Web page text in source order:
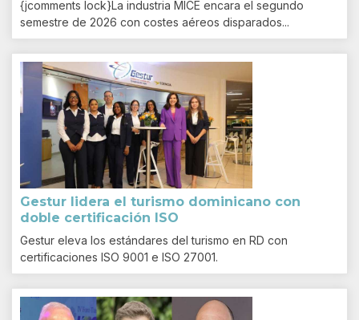
{jcomments lock}La industria MICE encara el segundo
semestre de 2026 con costes aéreos disparados...
Gestur lidera el turismo dominicano con
doble certificación ISO
Gestur eleva los estándares del turismo en RD con
certificaciones ISO 9001 e ISO 27001.